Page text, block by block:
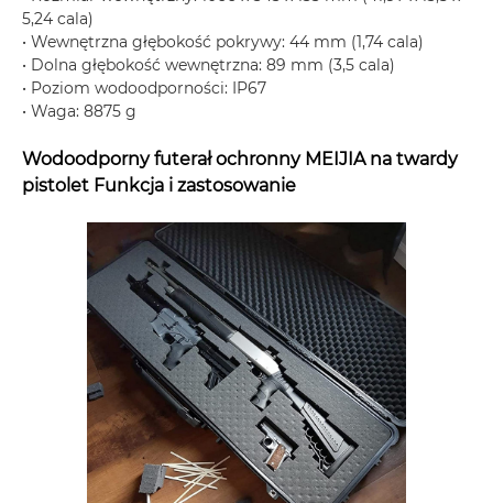
5,24 cala)
• Wewnętrzna głębokość pokrywy: 44 mm (1,74 cala)
• Dolna głębokość wewnętrzna: 89 mm (3,5 cala)
• Poziom wodoodporności: IP67
• Waga: 8875 g
Wodoodporny futerał ochronny MEIJIA na twardy
pistolet Funkcja i zastosowanie